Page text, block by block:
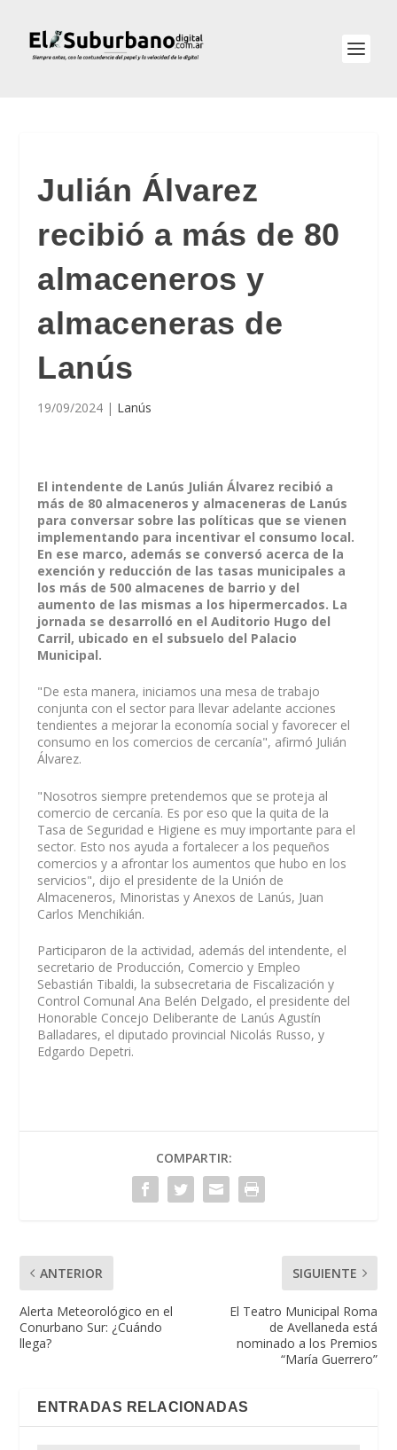
Julián Álvarez
recibió a más de 80
almaceneros y
almaceneras de
Lanús
19/09/2024 | Lanús
El intendente de Lanús Julián Álvarez recibió a
más de 80 almaceneros y almaceneras de Lanús
para conversar sobre las políticas que se vienen
implementando para incentivar el consumo local.
En ese marco, además se conversó acerca de la
exención y reducción de las tasas municipales a
los más de 500 almacenes de barrio y del
aumento de las mismas a los hipermercados. La
jornada se desarrolló en el Auditorio Hugo del
Carril, ubicado en el subsuelo del Palacio
Municipal.
"De esta manera, iniciamos una mesa de trabajo
conjunta con el sector para llevar adelante acciones
tendientes a mejorar la economía social y favorecer el
consumo en los comercios de cercanía", afirmó Julián
Álvarez.
"Nosotros siempre pretendemos que se proteja al
comercio de cercanía. Es por eso que la quita de la
Tasa de Seguridad e Higiene es muy importante para el
sector. Esto nos ayuda a fortalecer a los pequeños
comercios y a afrontar los aumentos que hubo en los
servicios", dijo el presidente de la Unión de
Almaceneros, Minoristas y Anexos de Lanús, Juan
Carlos Menchikián.
Participaron de la actividad, además del intendente, el
secretario de Producción, Comercio y Empleo
Sebastián Tibaldi, la subsecretaria de Fiscalización y
Control Comunal Ana Belén Delgado, el presidente del
Honorable Concejo Deliberante de Lanús Agustín
Balladares, el diputado provincial Nicolás Russo, y
Edgardo Depetri.
COMPARTIR:
ANTERIOR
Alerta Meteorológico en el
Conurbano Sur: ¿Cuándo
llega?
SIGUIENTE
El Teatro Municipal Roma
de Avellaneda está
nominado a los Premios
“María Guerrero”
ENTRADAS RELACIONADAS